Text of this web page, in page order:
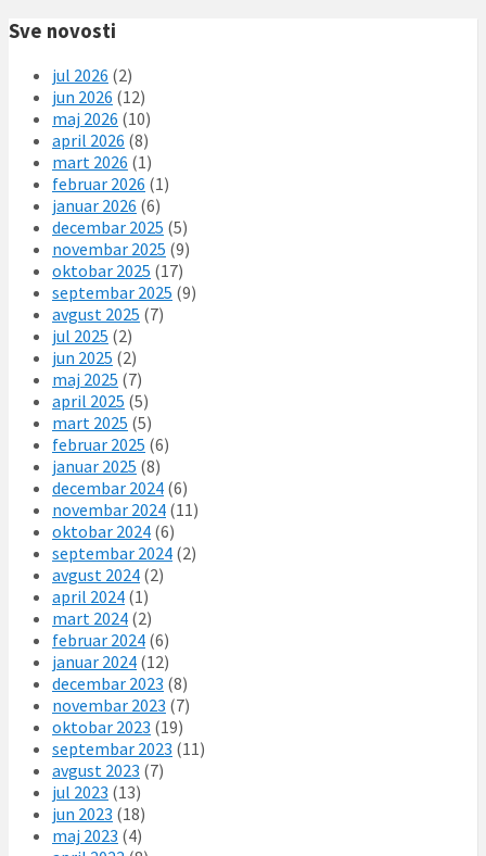
Sve novosti
jul 2026 (2)
jun 2026 (12)
maj 2026 (10)
april 2026 (8)
mart 2026 (1)
februar 2026 (1)
januar 2026 (6)
decembar 2025 (5)
novembar 2025 (9)
oktobar 2025 (17)
septembar 2025 (9)
avgust 2025 (7)
jul 2025 (2)
jun 2025 (2)
maj 2025 (7)
april 2025 (5)
mart 2025 (5)
februar 2025 (6)
januar 2025 (8)
decembar 2024 (6)
novembar 2024 (11)
oktobar 2024 (6)
septembar 2024 (2)
avgust 2024 (2)
april 2024 (1)
mart 2024 (2)
februar 2024 (6)
januar 2024 (12)
decembar 2023 (8)
novembar 2023 (7)
oktobar 2023 (19)
septembar 2023 (11)
avgust 2023 (7)
jul 2023 (13)
jun 2023 (18)
maj 2023 (4)